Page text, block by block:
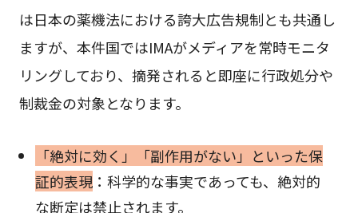
は日本の薬機法における誇大広告規制とも共通し
ますが、本件国ではIMAがメディアを常時モニタ
リングしており、摘発されると即座に行政処分や
制裁金の対象となります。
「絶対に効く」「副作用がない」といった保
証的表現：科学的な事実であっても、絶対的
な断定は禁止されます。